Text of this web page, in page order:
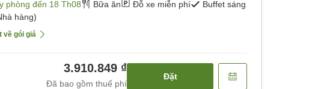
phòng đến 18 Th08 Bữa ăn Đỗ xe miễn phí
Buffet sáng
hàng)
về gói giá
3.910.849 ₫
Đã bao gồm thuế phí
Đặt